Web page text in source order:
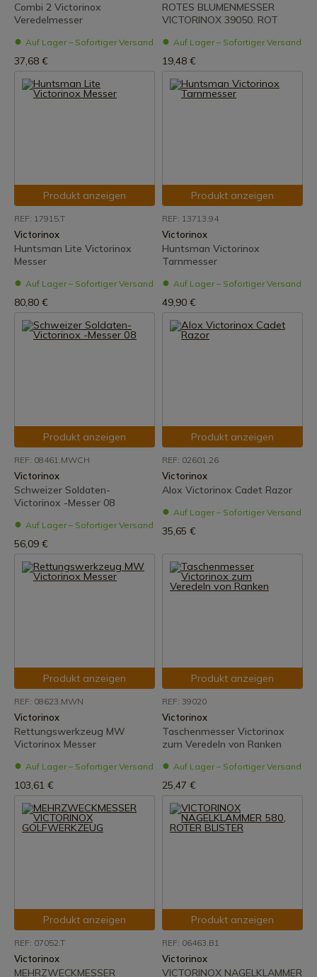
Combi 2 Victorinox
Veredelmesser
Auf Lager – Sofortiger Versand
37,68 €
ROTES BLUMENMESSER
VICTORINOX 39050. ROT
Auf Lager – Sofortiger Versand
19,48 €
Produkt anzeigen
REF: 17915.T
Victorinox
Huntsman Lite Victorinox
Messer
Auf Lager – Sofortiger Versand
80,80 €
Produkt anzeigen
REF: 13713.94
Victorinox
Huntsman Victorinox
Tarnmesser
Auf Lager – Sofortiger Versand
49,90 €
Produkt anzeigen
REF: 08461.MWCH
Victorinox
Schweizer Soldaten-
Victorinox -Messer 08
Auf Lager – Sofortiger Versand
56,09 €
Produkt anzeigen
REF: 02601.26
Victorinox
Alox Victorinox Cadet Razor
Auf Lager – Sofortiger Versand
35,65 €
Produkt anzeigen
REF: 08623.MWN
Victorinox
Rettungswerkzeug MW
Victorinox Messer
Auf Lager – Sofortiger Versand
103,61 €
Produkt anzeigen
REF: 39020
Victorinox
Taschenmesser Victorinox
zum Veredeln von Ranken
Auf Lager – Sofortiger Versand
25,47 €
Produkt anzeigen
REF: 07052.T
Victorinox
MEHRZWECKMESSER
Produkt anzeigen
REF: 06463.B1
Victorinox
VICTORINOX NAGELKLAMMER